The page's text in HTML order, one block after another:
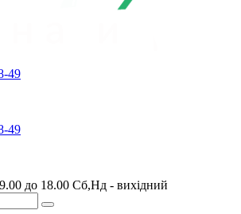
49
49
до 18.00 Сб,Нд - вихідний